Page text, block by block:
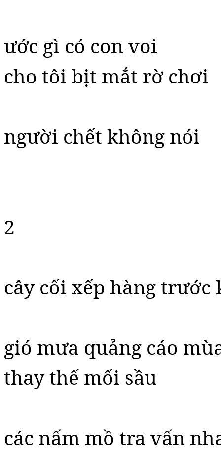
ước gì có con voi
cho tôi bịt mắt rờ chơi
người chết không nói
2
cây cối xếp hàng
gió mưa quảng cáo
thay thế mối sầu
các nấm mồ tra vấn